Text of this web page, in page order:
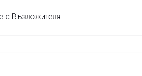
с Възложителя